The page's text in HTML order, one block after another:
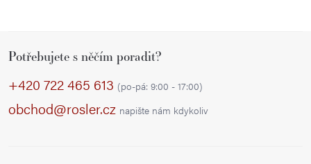
Potřebujete s něčím poradit?
+420 722 465 613 (po-pá: 9:00 - 17:00)
obchod@rosler.cz napište nám kdykoliv